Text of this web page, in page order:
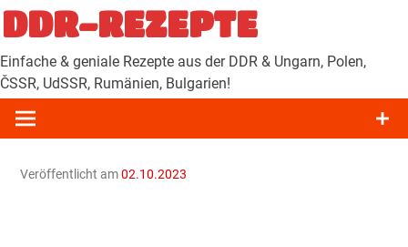
Zum
Inhalt
springen
DDR-REZEPTE
Einfache & geniale Rezepte aus der DDR & Ungarn, Polen,
ČSSR, UdSSR, Rumänien, Bulgarien!
Veröffentlicht am02.10.2023